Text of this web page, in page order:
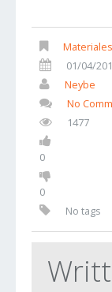
01/04/
Neybe
No
1477
0
0
No tags